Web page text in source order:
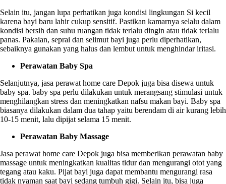
Selain itu, jangan lupa perhatikan juga kondisi lingkungan Si kecil
karena bayi baru lahir cukup sensitif. Pastikan kamarnya selalu dalam
kondisi bersih dan suhu ruangan tidak terlalu dingin atau tidak terlalu
panas. Pakaian, seprai dan selimut bayi juga perlu diperhatikan,
sebaiknya gunakan yang halus dan lembut untuk menghindar iritasi.
Perawatan Baby Spa
Selanjutnya, jasa perawat home care Depok juga bisa disewa untuk
baby spa. baby spa perlu dilakukan untuk merangsang stimulasi untuk
menghilangkan stress dan meningkatkan nafsu makan bayi. Baby spa
biasanya dilakukan dalam dua tahap yaitu berendam di air kurang lebih
10-15 menit, lalu dipijat selama 15 menit.
Perawatan Baby Massage
Jasa perawat home care Depok juga bisa memberikan perawatan baby
massage untuk meningkatkan kualitas tidur dan mengurangi otot yang
tegang atau kaku. Pijat bayi juga dapat membantu mengurangi rasa
tidak nyaman saat bayi sedang tumbuh gigi. Selain itu, bisa juga